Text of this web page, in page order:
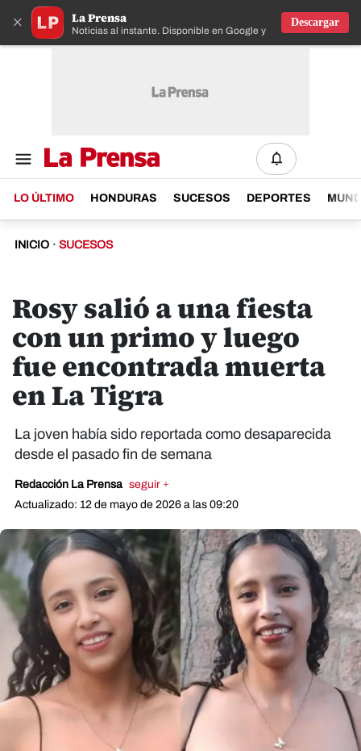
× La Prensa
Noticias al instante. Disponible en Google y IOS
Descargar
LO ÚLTIMO HONDURAS SUCESOS DEPORTES
INICIO · SUCESOS
Rosy salió a una fiesta
con un primo y luego
fue encontrada muerta
en La Tigra
La joven había sido reportada como desaparecida
desde el pasado fin de semana
Redacción La Prensa seguir +
Actualizado: 12 de mayo de 2026 a las 09:20